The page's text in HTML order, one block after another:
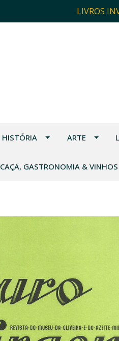
LIVROS
HISTÓRIA ARTE
CAÇA, GASTRONOMIA & VINHOS